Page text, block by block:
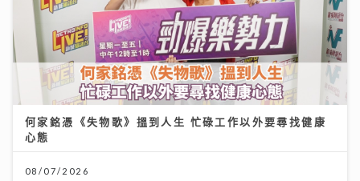
何家銘憑《失物歌》搵到人生 忙碌工作以外要尋找健康
心態
08/07/2026